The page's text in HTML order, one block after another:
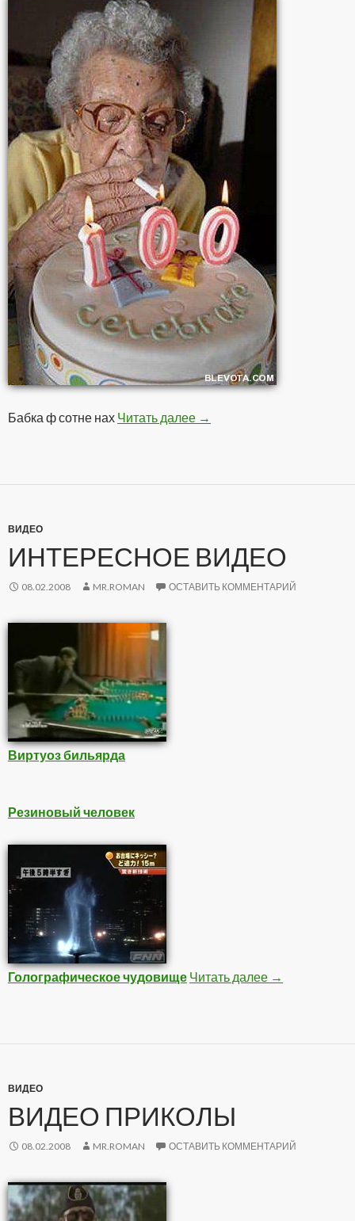
Бабка ф сотне нах Читать далее В Сотне
→
ВИДЕО
ИНТЕРЕСНОЕ ВИДЕО
08.02.2008 MR.ROMAN ОСТАВИТЬ КОММЕНТАРИЙ
Виртуоз бильярда
Резиновый человек
Голографическое чудовище Читать далее Интересное
→
ВИДЕО
ВИДЕО ПРИКОЛЫ
08.02.2008 MR.ROMAN ОСТАВИТЬ КОММЕНТАРИЙ